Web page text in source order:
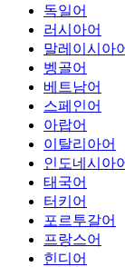
독일어
러시아어
말레이시아
벵골어
베트남어
스페인어
아랍어
이탈리아어
인도네시아
태국어
터키어
포르투갈어
프랑스어
힌디어